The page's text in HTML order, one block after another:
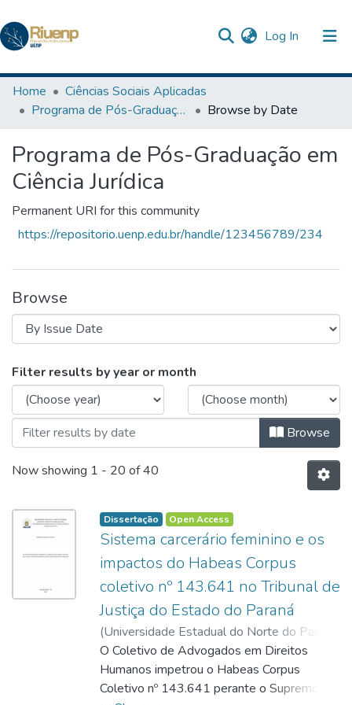
Log In (current)
Communities & Collections
Browse DSpace
The Repository
Home
Ciências Sociais Aplicadas
Programa de Pós-Graduação em Ciência Jurídica
Browse by Date
Programa de Pós-Graduação em
Ciência Jurídica
Permanent URI for this community
https://repositorio.uenp.edu.br/handle/123456789/234
Browse
Browsing Programa de Pós-Graduação
Filter results by year or month
Browse
Now showing 1 - 20 of 40
Dissertação Open Access
Sistema carcerário feminino e os
impactos do Habeas Corpus
coletivo nº 143.641 no Tribunal de
Justiça do Estado do Paraná
(Universidade Estadual do Norte do Paraná,
2022-02-24 )Fogaça, Mariana Vargas
Giacoia, Gilberto;
http://lattes.cnpq.br/6390359419573318
O Coletivo de Advogados em Direitos
Humanos impetrou o Habeas Corpus
Coletivo nº 143.641 perante o Supremo